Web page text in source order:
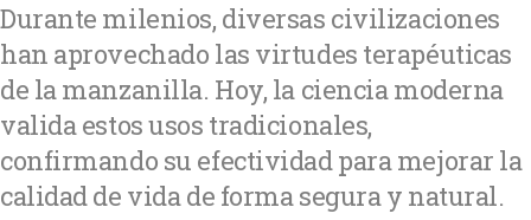
Durante milenios, diversas civilizaciones
han aprovechado las virtudes terapéuticas
de la manzanilla. Hoy, la ciencia moderna
valida estos usos tradicionales,
confirmando su efectividad para mejorar la
calidad de vida de forma segura y natural.